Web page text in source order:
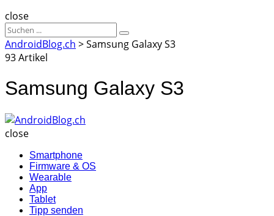
Suche
close
Sucheergebnisse
für
Suche
AndroidBlog.ch >Samsung Galaxy S3
93 Artikel
Samsung Galaxy S3
close
Smartphone
Firmware & OS
Wearable
App
Tablet
Tipp senden